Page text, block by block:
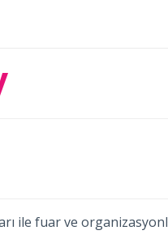
ile fuar ve